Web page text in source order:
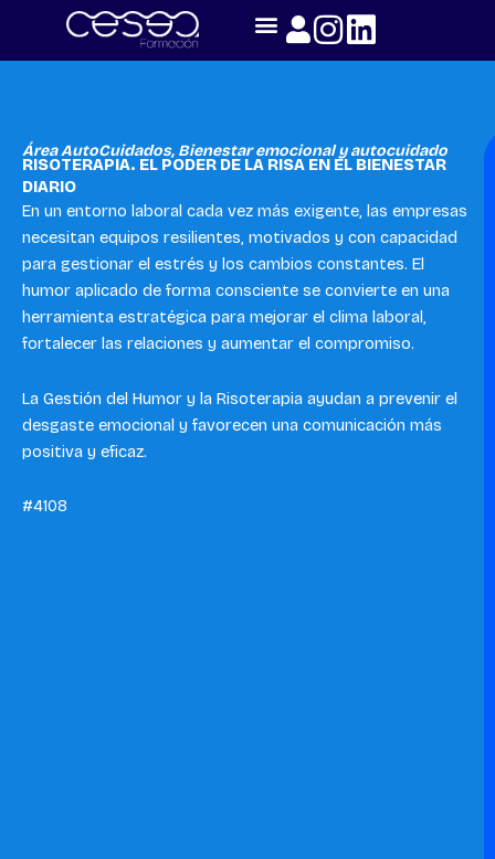
content
Área AutoCuidados, Bienestar emocional y autocuidado
RISOTERAPIA. EL PODER DE LA RISA EN EL BIENESTAR
DIARIO
En un entorno laboral cada vez más exigente, las empresas
necesitan equipos resilientes, motivados y con capacidad
para gestionar el estrés y los cambios constantes. El
humor aplicado de forma consciente se convierte en una
herramienta estratégica para mejorar el clima laboral,
fortalecer las relaciones y aumentar el compromiso.
La Gestión del Humor y la Risoterapia ayudan a prevenir el
desgaste emocional y favorecen una comunicación más
positiva y eficaz.
#4108